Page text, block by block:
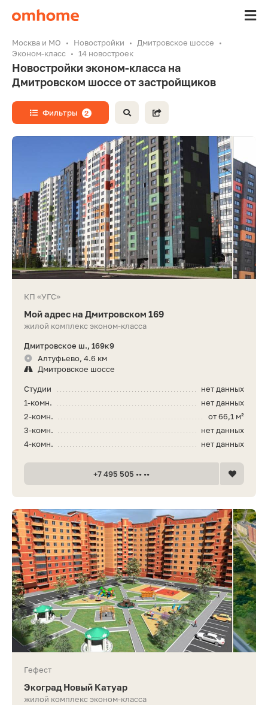
Москва и МО Новостройки
Дмитровское шоссе
Эконом-класс
14 новостроек
Новостройки эконом-класса на
Дмитровском шоссе от застройщиков
Фильтры 2
КП «УГС»
Мой адрес на Дмитровском 169
жилой комплекс эконом-класса
Дмитровское ш., 169к9
Алтуфьево, 4.6 км
Дмитровское шоссе
нет данных
Студии
нет данных
1-комн.
от 66,1 м²
2-комн.
нет данных
3-комн.
нет данных
4-комн.
+7 495 505 •• ••
Гефест
Экоград Новый Катуар
жилой комплекс эконом-класса